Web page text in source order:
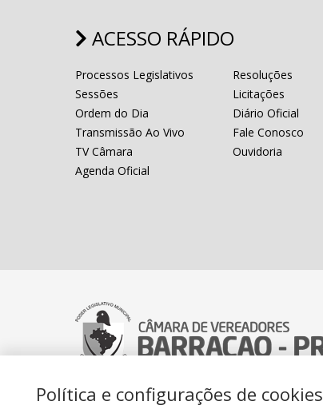
ACESSO RÁPIDO
Processos Legislativos
Sessões
Ordem do Dia
Transmissão Ao Vivo
TV Câmara
Agenda Oficial
Resoluções
Licitações
Diário Oficial
Fale Conosco
Ouvidoria
Política e configurações de cookies